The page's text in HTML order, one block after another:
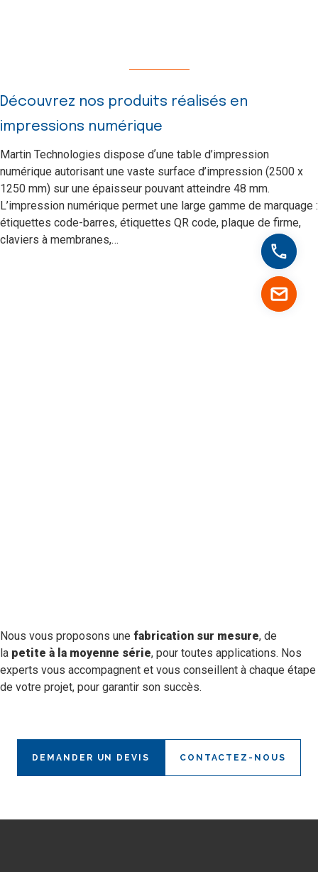
Découvrez nos produits réalisés en
impressions numérique
Martin Technologies dispose dʼune table d’impression
numérique autorisant une vaste surface d’impression (2500 x
1250 mm) sur une épaisseur pouvant atteindre 48 mm.
L’impression numérique permet une large gamme de marquage :
étiquettes code-barres, étiquettes QR code, plaque de firme,
claviers à membranes,…
Nous vous proposons une fabrication sur mesure, de
la petite à la moyenne série, pour toutes applications. Nos
experts vous accompagnent et vous conseillent à chaque étape
de votre projet, pour garantir son succès.
DEMANDER UN DEVIS CONTACTEZ-NOUS